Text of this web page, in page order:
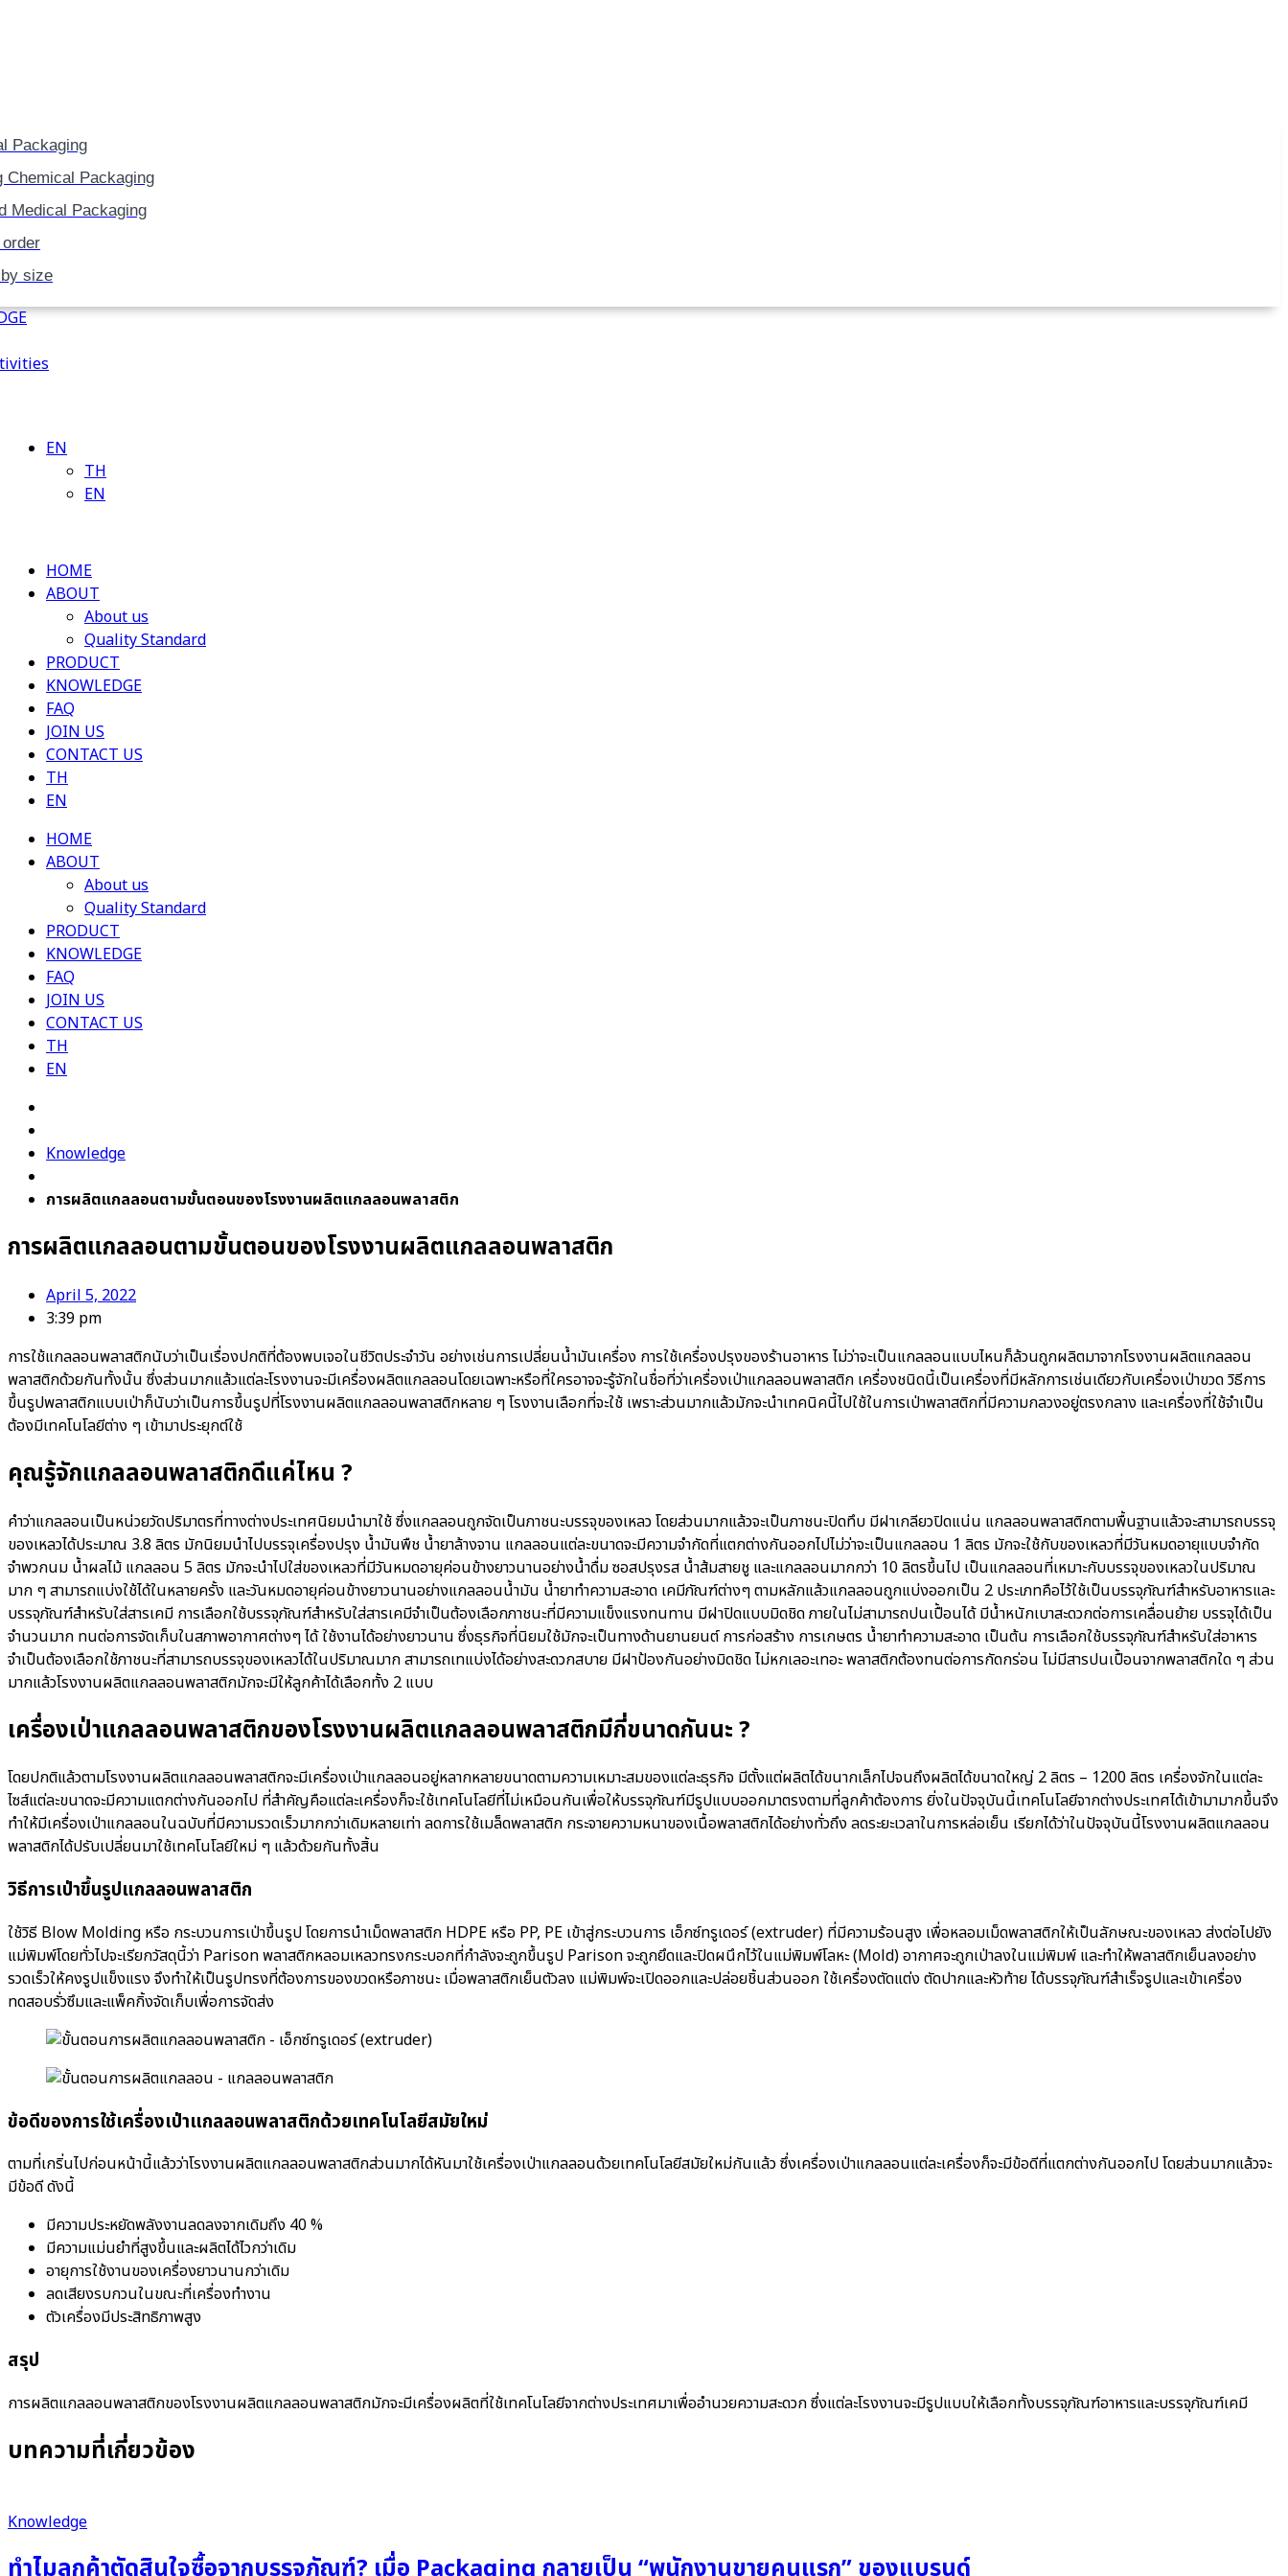
Packaging
Chemical Packaging
Medical Packaging
size
EN
TH
EN
HOME
ABOUT
About us
Quality Standard
PRODUCT
KNOWLEDGE
FAQ
JOIN US
CONTACT US
TH
EN
HOME
ABOUT
About us
Quality Standard
PRODUCT
KNOWLEDGE
FAQ
JOIN US
CONTACT US
TH
EN
Knowledge
การผลิตแกลลอนตามขั้นตอนของโรงงานผลิตแกลลอนพลาสติก
การผลิตแกลลอนตามขั้นตอนของโรงงานผลิตแกลลอนพลาสติก
April 5, 2022
3:39 pm
การใช้แกลลอนพลาสติกนับว่าเป็นเรื่องปกติที่ต้องพบเจอในชีวิตประจำวัน อย่างเช่นการเปลี่ยนน้ำมันเครื่อง การใช้เครื่องปรุงของร้านอาหาร ไม่ว่าจะเป็นแกลลอนแบบไหนก็ล้วนถูกผลิตมาจากโรงงานผลิตแกลลอน
พลาสติกด้วยกันทั้งนั้น ซึ่งส่วนมากแล้วแต่ละโรงงานจะมีเครื่องผลิตแกลลอนโดยเฉพาะหรือที่ใครอาจจะรู้จักในชื่อที่ว่าเครื่องเป่าแกลลอนพลาสติก เครื่องชนิดนี้เป็นเครื่องที่มีหลักการเช่นเดียวกับเครื่องเป่าขวด วิธีการ
ขึ้นรูปพลาสติกแบบเป่าก็นับว่าเป็นการขึ้นรูปที่โรงงานผลิตแกลลอนพลาสติกหลาย ๆ โรงงานเลือกที่จะใช้ เพราะส่วนมากแล้วมักจะนำเทคนิคนี้ไปใช้ในการเป่าพลาสติกที่มีความกลวงอยู่ตรงกลาง และเครื่องที่ใช้จำเป็น
ต้องมีเทคโนโลยีต่าง ๆ เข้ามาประยุกต์ใช้
คุณรู้จักแกลลอนพลาสติกดีแค่ไหน ?
คำว่าแกลลอนเป็นหน่วยวัดปริมาตรที่ทางต่างประเทศนิยมนำมาใช้ ซึ่งแกลลอนถูกจัดเป็นภาชนะบรรจุของเหลว โดยส่วนมากแล้วจะเป็นภาชนะปิดทึบ มีฝาเกลียวปิดแน่น แกลลอนพลาสติกตามพื้นฐานแล้วจะสามารถบรรจุ
ของเหลวได้ประมาณ 3.8 ลิตร มักนิยมนำไปบรรจุเครื่องปรุง น้ำมันพืช น้ำยาล้างจาน แกลลอนแต่ละขนาดจะมีความจำกัดที่แตกต่างกันออกไปไม่ว่าจะเป็นแกลลอน 1 ลิตร มักจะใช้กับของเหลวที่มีวันหมดอายุแบบจำกัด
จำพวกนม น้ำผลไม้ แกลลอน 5 ลิตร มักจะนำไปใส่ของเหลวที่มีวันหมดอายุค่อนข้างยาวนานอย่างน้ำดื่ม ซอสปรุงรส น้ำส้มสายชู และแกลลอนมากกว่า 10 ลิตรขึ้นไป เป็นแกลลอนที่เหมาะกับบรรจุของเหลวในปริมาณ
มาก ๆ สามารถแบ่งใช้ได้ในหลายครั้ง และวันหมดอายุค่อนข้างยาวนานอย่างแกลลอนน้ำมัน น้ำยาทำความสะอาด เคมีภัณฑ์ต่างๆ ตามหลักแล้วแกลลอนถูกแบ่งออกเป็น 2 ประเภทคือไว้ใช้เป็นบรรจุภัณฑ์สำหรับอาหารและ
บรรจุภัณฑ์สำหรับใส่สารเคมี การเลือกใช้บรรจุภัณฑ์สำหรับใส่สารเคมีจำเป็นต้องเลือกภาชนะที่มีความแข็งแรงทนทาน มีฝาปิดแบบมิดชิด ภายในไม่สามารถปนเปื้อนได้ มีน้ำหนักเบาสะดวกต่อการเคลื่อนย้าย บรรจุได้เป็น
จำนวนมาก ทนต่อการจัดเก็บในสภาพอากาศต่างๆ ได้ ใช้งานได้อย่างยาวนาน ซึ่งธุรกิจที่นิยมใช้มักจะเป็นทางด้านยานยนต์ การก่อสร้าง การเกษตร น้ำยาทำความสะอาด เป็นต้น การเลือกใช้บรรจุภัณฑ์สำหรับใส่อาหาร
จำเป็นต้องเลือกใช้ภาชนะที่สามารถบรรจุของเหลวได้ในปริมาณมาก สามารถเทแบ่งได้อย่างสะดวกสบาย มีฝาป้องกันอย่างมิดชิด ไม่หกเลอะเทอะ พลาสติกต้องทนต่อการกัดกร่อน ไม่มีสารปนเปื้อนจากพลาสติกใด ๆ ส่วน
มากแล้วโรงงานผลิตแกลลอนพลาสติกมักจะมีให้ลูกค้าได้เลือกทั้ง 2 แบบ
เครื่องเป่าแกลลอนพลาสติกของโรงงานผลิตแกลลอนพลาสติกมีกี่ขนาดกันนะ ?
โดยปกติแล้วตามโรงงานผลิตแกลลอนพลาสติกจะมีเครื่องเป่าแกลลอนอยู่หลากหลายขนาดตามความเหมาะสมของแต่ละธุรกิจ มีตั้งแต่ผลิตได้ขนากเล็กไปจนถึงผลิตได้ขนาดใหญ่ 2 ลิตร – 1200 ลิตร เครื่องจักในแต่ละ
ไซส์แต่ละขนาดจะมีความแตกต่างกันออกไป ที่สำคัญคือแต่ละเครื่องก็จะใช้เทคโนโลยีที่ไม่เหมือนกันเพื่อให้บรรจุภัณฑ์มีรูปแบบออกมาตรงตามที่ลูกค้าต้องการ ยิ่งในปัจจุบันนี้เทคโนโลยีจากต่างประเทศได้เข้ามามากขึ้นจึง
ทำให้มีเครื่องเป่าแกลลอนในฉบับที่มีความรวดเร็วมากกว่าเดิมหลายเท่า ลดการใช้เมล็ดพลาสติก กระจายความหนาของเนื้อพลาสติกได้อย่างทั่วถึง ลดระยะเวลาในการหล่อเย็น เรียกได้ว่าในปัจจุบันนี้โรงงานผลิตแกลลอน
พลาสติกได้ปรับเปลี่ยนมาใช้เทคโนโลยีใหม่ ๆ แล้วด้วยกันทั้งสิ้น
วิธีการเป่าขึ้นรูปแกลลอนพลาสติก
ใช้วิธี Blow Molding หรือ กระบวนการเป่าขึ้นรูป โดยการนำเม็ดพลาสติก HDPE หรือ PP, PE เข้าสู่กระบวนการ เอ็กซ์ทรูเดอร์ (extruder) ที่มีความร้อนสูง เพื่อหลอมเม็ดพลาสติกให้เป็นลักษณะของเหลว ส่งต่อไปยัง
แม่พิมพ์โดยทั่วไปจะเรียกวัสดุนี้ว่า Parison พลาสติกหลอมเหลวทรงกระบอกที่กำลังจะถูกขึ้นรูป Parison จะถูกยึดและปิดผนึกไว้ในแม่พิมพ์โลหะ (Mold) อากาศจะถูกเป่าลงในแม่พิมพ์ และทำให้พลาสติกเย็นลงอย่าง
รวดเร็วให้คงรูปแข็งแรง จึงทำให้เป็นรูปทรงที่ต้องการของขวดหรือภาชนะ เมื่อพลาสติกเย็นตัวลง แม่พิมพ์จะเปิดออกและปล่อยชิ้นส่วนออก ใช้เครื่องตัดแต่ง ตัดปากและหัวท้าย ได้บรรจุภัณฑ์สำเร็จรูปและเข้าเครื่อง
ทดสอบรั่วซึมและแพ็คกิ้งจัดเก็บเพื่อการจัดส่ง
ข้อดีของการใช้เครื่องเป่าแกลลอนพลาสติกด้วยเทคโนโลยีสมัยใหม่
ตามที่เกริ่นไปก่อนหน้านี้แล้วว่าโรงงานผลิตแกลลอนพลาสติกส่วนมากได้หันมาใช้เครื่องเป่าแกลลอนด้วยเทคโนโลยีสมัยใหม่กันแล้ว ซึ่งเครื่องเป่าแกลลอนแต่ละเครื่องก็จะมีข้อดีที่แตกต่างกันออกไป โดยส่วนมากแล้วจะ
มีข้อดี ดังนี้
มีความประหยัดพลังงานลดลงจากเดิมถึง 40 %
มีความแม่นยำที่สูงขึ้นและผลิตได้ไวกว่าเดิม
อายุการใช้งานของเครื่องยาวนานกว่าเดิม
ลดเสียงรบกวนในขณะที่เครื่องทำงาน
ตัวเครื่องมีประสิทธิภาพสูง
สรุป
การผลิตแกลลอนพลาสติกของโรงงานผลิตแกลลอนพลาสติกมักจะมีเครื่องผลิตที่ใช้เทคโนโลยีจากต่างประเทศมาเพื่ออำนวยความสะดวก ซึ่งแต่ละโรงงานจะมีรูปแบบให้เลือกทั้งบรรจุภัณฑ์อาหารและบรรจุภัณฑ์เคมี
บทความที่เกี่ยวข้อง
Knowledge